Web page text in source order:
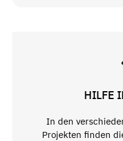
HILFE
In den
Projekten finden